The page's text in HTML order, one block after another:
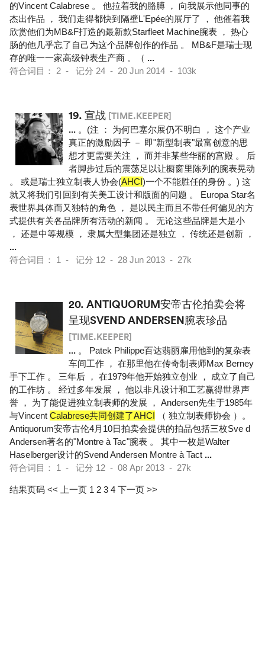
的Vincent Calabrese 。 他拉着我的胳膊 ， 向我展示他同事的
杰出作品 ， 我们走得都快到隔壁L'Epée的展厅了 ， 他催着我
欣赏他们为MB&F打造的最新款Starfleet Machine腕表 ， 热心
肠的他几乎忘了自己为这个品牌创作的作品 。 MB&F是瑞士现
存的唯一一家高级钟表生产商 。（ ...
符合词目： 2 - 记分 24 - 20 Jun 2014 - 103k
19. 宣战 [TIME.KEEPER]
... 。(注 ： 为何巴塞尔展仍不明白 ， 这个产业
真正的激励因子 － 即"新型制表"最富创意的思
想才更需要关注 ， 而并非某些华丽的宫殿 。 后
者脚步过后的震荡足以让橱窗里陈列的腕表晃动
。 或是瑞士独立制表人协会(AHCI)一个不能胜任的身份 。) 这
就又将我们引回到有关美工设计和版面的问题 。 Europa Star名
表世界具体而又独特的角色 ， 是以民主而且不带任何偏见的方
式提供有关各品牌所有活动的新闻 。 无论这些品牌是大是小
， 还是中等规模 ， 隶属大型集团还是独立 ， 传统还是创新 ，
...
符合词目： 1 - 记分 12 - 28 Jun 2013 - 27k
20. ANTIQUORUM安帝古伦拍卖会将
呈现SVEND ANDERSEN腕表珍品
[TIME.KEEPER]
... 。 Patek Philippe百达翡丽雇用他到的复杂表
车间工作 ， 在那里他在传奇制表师Max Berney
手下工作 。 三年后 ， 在1979年他开始独立创业 ， 成立了自己
的工作坊 。 经过多年发展 ， 他以非凡设计和工艺赢得世界声
誉 ， 为了能促进独立制表师的发展 ， Andersen先生于1985年
与Vincent Calabrese共同创建了AHCI （ 独立制表师协会 ）。
Antiquorum安帝古伦4月10日拍卖会提供的拍品包括三枚Sve d
Andersen著名的"Montre à Tac"腕表 。 其中一枚是Walter
Haselberger设计的Svend Andersen Montre à Tact ...
符合词目： 1 - 记分 12 - 08 Apr 2013 - 27k
结果页码 << 上一页 1 2 3 4 下一页 >>